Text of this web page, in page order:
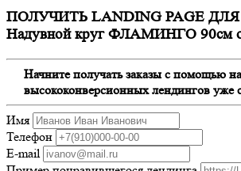
ПОЛУЧИТЬ LANDING PAGE ДЛЯ
Надувной круг ФЛАМИНГО 90см
Начните получать заказы с помощью
высококонверсионных лендингов уже
Имя
Телефон
E-mail